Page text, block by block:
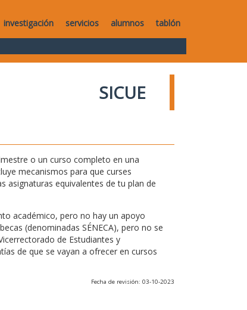
investigación servicios alumnos tablón
SICUE
o un curso completo en una
mecanismos para que curses
asignaturas equivalentes de tu plan de
académico, pero no hay un apoyo
(denominadas SÉNECA), pero no se
de Estudiantes y
de que se vayan a ofrecer en cursos
Fecha de revisión: 03-10-2023